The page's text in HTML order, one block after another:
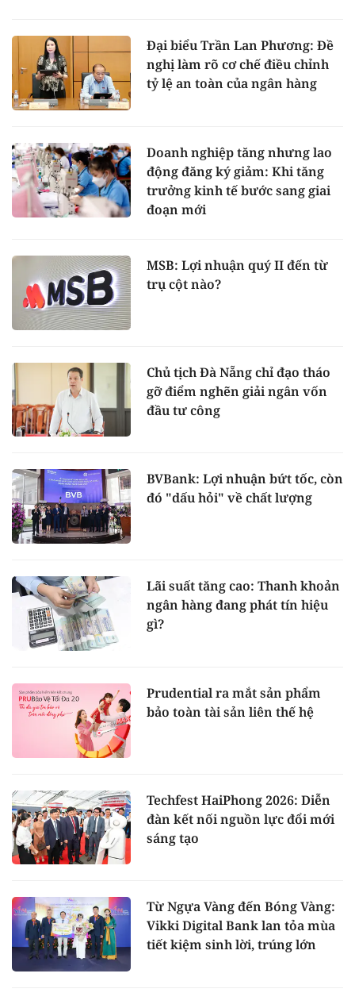
Đại biểu Trần Lan Phương: Đề
nghị làm rõ cơ chế điều chỉnh
tỷ lệ an toàn của ngân hàng
Doanh nghiệp tăng nhưng lao
động đăng ký giảm: Khi tăng
trưởng kinh tế bước sang giai
đoạn mới
MSB: Lợi nhuận quý II đến từ
trụ cột nào?
Chủ tịch Đà Nẵng chỉ đạo tháo
gỡ điểm nghẽn giải ngân vốn
đầu tư công
BVBank: Lợi nhuận bứt tốc, còn
đó "dấu hỏi" về chất lượng
Lãi suất tăng cao: Thanh khoản
ngân hàng đang phát tín hiệu
gì?
Prudential ra mắt sản phẩm
bảo toàn tài sản liên thế hệ
Techfest HaiPhong 2026: Diễn
đàn kết nối nguồn lực đổi mới
sáng tạo
Từ Ngựa Vàng đến Bóng Vàng:
Vikki Digital Bank lan tỏa mùa
tiết kiệm sinh lời, trúng lớn